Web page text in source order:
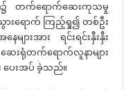
၌ တက်ရောက်ဆေးကုသမှု
ားရောက် ကြည့်ရှု၍ တစ်ဦး
များအား ရင်းရင်းနှီးနှီး
ဆေးရုံတက်ရောက်လူနာများ
ပေးအပ် ခဲ့သည်။